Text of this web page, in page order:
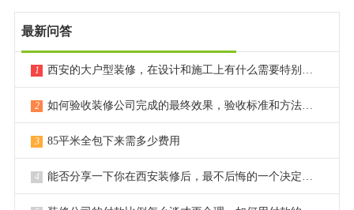
最新问答
1 西安的大户型装修，在设计和施工上有什么需要特别注意的点？
2 如何验收装修公司完成的最终效果，验收标准和方法是什么？
3 85平米全包下来需多少费用
4 能否分享一下你在西安装修后，最不后悔的一个决定或选择？